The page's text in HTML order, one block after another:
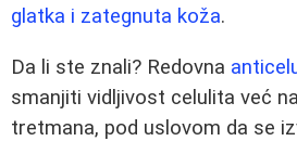
glatka i zategnuta koža.
Da li ste znali? Redovna
smanjiti vidljivost celulita već
tretmana, pod uslovom da se